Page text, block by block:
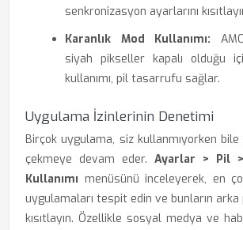
senkronizasyon ayarlarını
Karanlık Mod Kullanımı:
siyah pikseller kapalı olduğu
kullanımı, pil tasarrufu sağlar.
Uygulama İzinlerinin Denetimi
Birçok uygulama, siz kullanmıyorken
çekmeye devam eder. Ayarlar > Pil
Kullanımı menüsünü inceleyerek, en
uygulamaları tespit edin ve bunların
kısıtlayın. Özellikle sosyal medya ve